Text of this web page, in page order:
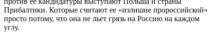
Прибалтики. Которые считают ее «излишне пророссийской»
просто потому, что она не льет грязь на Россию на каждом
углу.